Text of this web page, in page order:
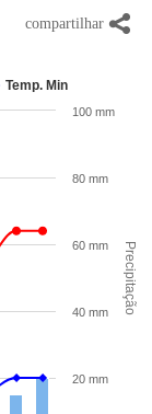
Precipitação
Temp. Min
20 mm
40 mm
60 mm
80 mm
100 mm